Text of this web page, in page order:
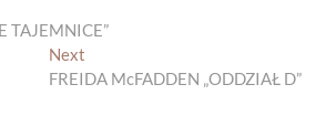
TAJEMNICE”
NextNext
post:
FREIDA McFADDEN „ODDZIAŁ D”